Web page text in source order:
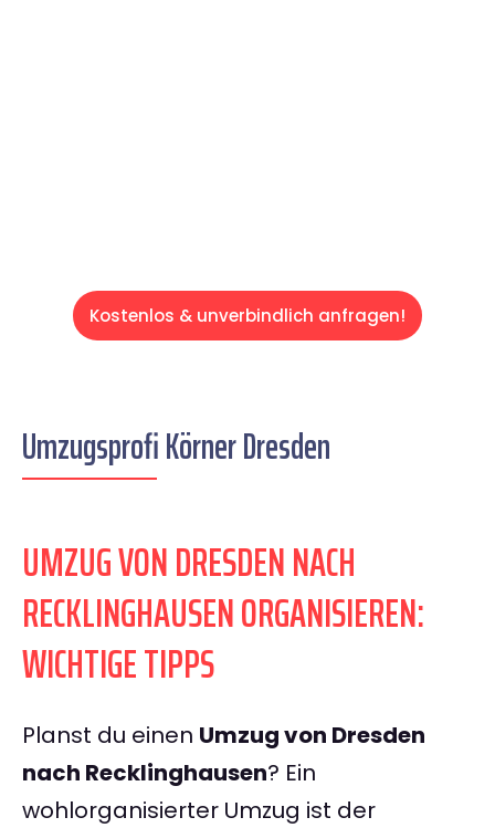
Kostenlos & unverbindlich anfragen!
Umzugsprofi Körner Dresden
UMZUG VON DRESDEN NACH
RECKLINGHAUSEN ORGANISIEREN:
WICHTIGE TIPPS
Planst du einen Umzug von Dresden
nach Recklinghausen? Ein
wohlorganisierter Umzug ist der